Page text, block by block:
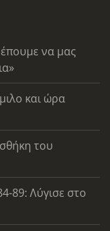
να μας
και ώρα
του
89: Λύγισε στο